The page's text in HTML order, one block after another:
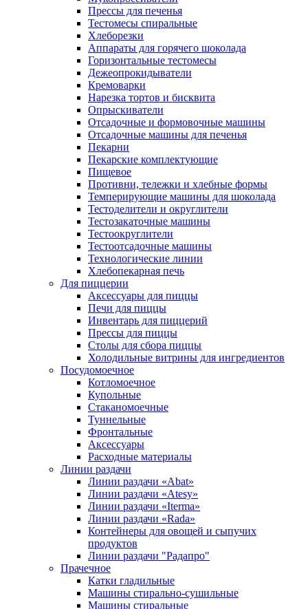
Прессы для печенья
Тестомесы спиральные
Хлеборезки
Аппараты для горячего шоколада
Горизонтальные тестомесы
Дежеопрокидыватели
Кремоварки
Нарезка тортов и бисквита
Опрыскиватели
Отсадочные и формовочные машины
Отсадочные машины для печенья
Пекарни
Пекарские комплектующие
Пищевое
Противни, тележки и хлебные формы
Темперирующие машины для шоколада
Тестоделители и округлители
Тестозакаточные машины
Тестоокруглители
Тестоотсадочные машины
Технологические линии
Хлебопекарная печь
Для пиццерии
Аксессуары для пиццы
Печи для пиццы
Инвентарь для пиццерий
Прессы для пиццы
Столы для сбора пиццы
Холодильные витрины для ингредиентов
Посудомоечное
Котломоечное
Купольные
Стаканомоечные
Туннельные
Фронтальные
Аксессуары
Расходные материалы
Линии раздачи
Линии раздачи «Abat»
Линии раздачи «Atesy»
Линии раздачи «Iterma»
Линии раздачи «Rada»
Контейнеры для овощей и сыпучих
продуктов
Линии раздачи "Радапро"
Прачечное
Катки гладильные
Машины стирально-сушильные
Машины стиральные